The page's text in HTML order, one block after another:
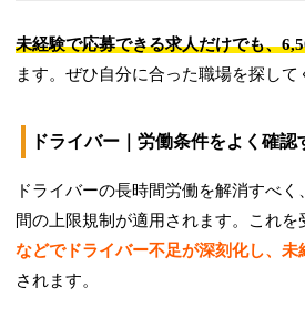
未経験で応募できる求人だけでも、
ます。ぜひ自分に合った職場を探して
ドライバー｜労働条件をよく確認
ドライバーの長時間労働を解消すべ
間の上限規制が適用されます。これを
などでドライバー不足が深刻化し、未
されます。